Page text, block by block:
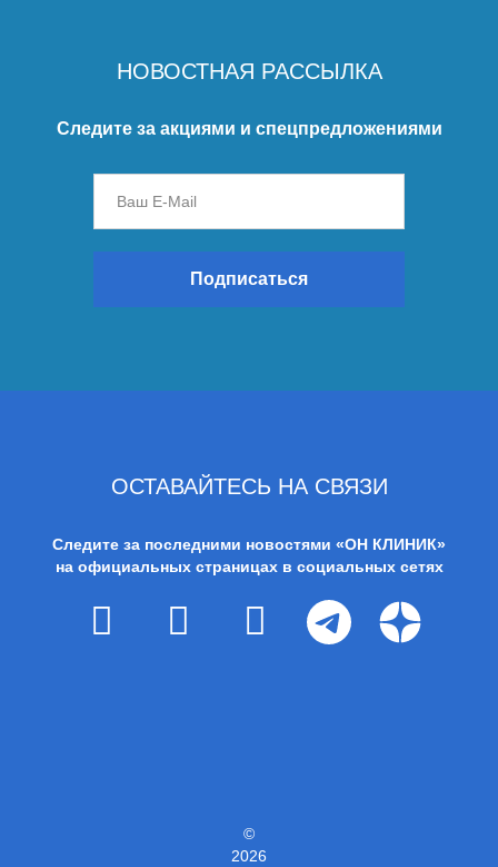
НОВОСТНАЯ РАССЫЛКА
Следите за акциями и спецпредложениями
Подписаться
ОСТАВАЙТЕСЬ НА СВЯЗИ
Следите за последними новостями «ОН КЛИНИК»
на официальных страницах в социальных сетях
©
2026